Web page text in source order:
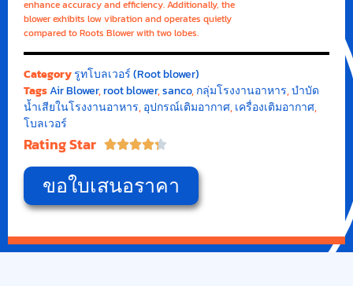
enhance accuracy and efficiency. Additionally, the
blower exhibits low vibration and operates quietly
compared to Roots Blower with two lobes.
Categoryรูทโบลเวอร์ (Root blower)
TagsAir Blower,root blower,sanco,กลุ่มโรงงานอาหาร,บำบัด
น้ำเสียในโรงงานอาหาร,อุปกรณ์เติมอากาศ,เครื่องเติมอากาศ,
โบลเวอร์
Rating Star 
ขอใบเสนอราคา